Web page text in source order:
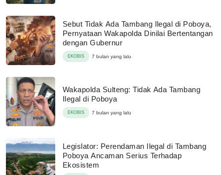
Sebut Tidak Ada Tambang Ilegal di Poboya,
Pernyataan Wakapolda Dinilai Bertentangan
dengan Gubernur
EKOBIS 7 bulan yang lalu
Wakapolda Sulteng: Tidak Ada Tambang
Ilegal di Poboya
EKOBIS 7 bulan yang lalu
Legislator: Perendaman Ilegal di Tambang
Poboya Ancaman Serius Terhadap
Ekosistem